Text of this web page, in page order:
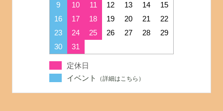
9
10 11 12 13 14
15
16
17 18 19 20 21
22
23
24 25 26 27 28
29
30
31
定休日
イベント